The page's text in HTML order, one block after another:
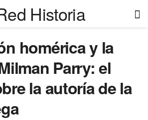
homérica y la
Parry: el
la autoría de la